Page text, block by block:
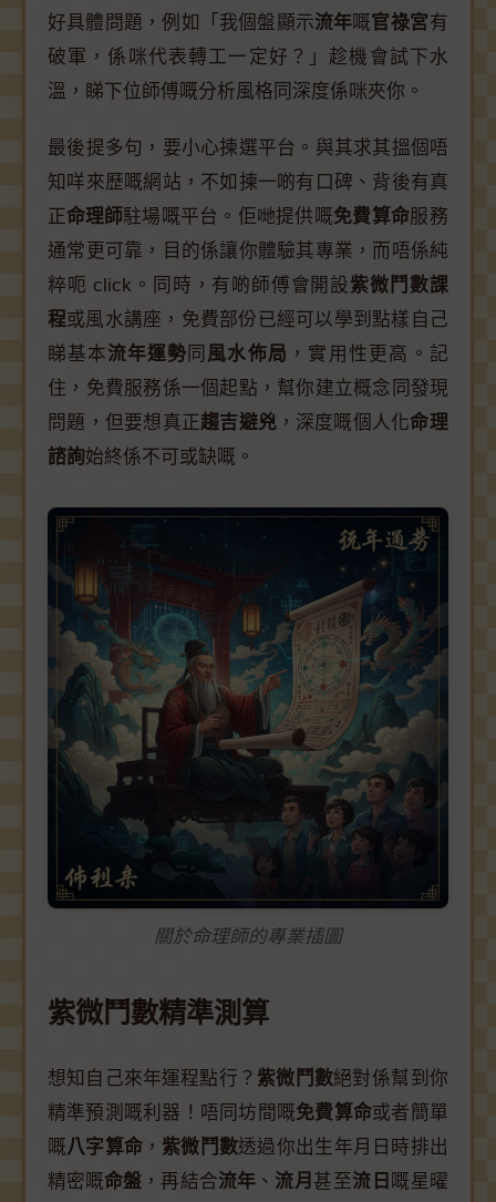
好具體問題，例如「我個盤顯示流年嘅官祿宮有
破軍，係咪代表轉工一定好？」趁機會試下水
溫，睇下位師傅嘅分析風格同深度係咪夾你。
最後提多句，要小心揀選平台。與其求其搵個唔
知咩來歷嘅網站，不如揀一啲有口碑、背後有真
正命理師駐場嘅平台。佢哋提供嘅免費算命服務
通常更可靠，目的係讓你體驗其專業，而唔係純
粹呃 click。同時，有啲師傅會開設紫微鬥數課
程或風水講座，免費部份已經可以學到點樣自己
睇基本流年運勢 同 風水佈局 ，實用性更高。記
住，免費服務係一個起點，幫你建立概念同發現
問題，但要想真正趨吉避兇 ，深度嘅個人化命理
諮詢始終係不可或缺嘅。
關於命理師的專業插圖
紫微鬥數精準測算
想知自己來年運程點行？ 紫微鬥數絕對係幫到你
精準預測嘅利器！唔同坊間嘅免費算命或者簡單
嘅八字算命 ， 紫微鬥數透過你出生年月日時排出
精密嘅命盤 ，再結合流年 、 流月 甚至流日 嘅星曜